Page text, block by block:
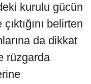
kurulu gücün
belirten
da dikkat
rüzgarda